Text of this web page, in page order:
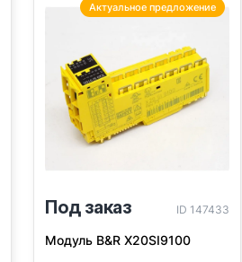
Актуальное предложение
Под заказ ID 147433
Модуль B&R X20SI9100